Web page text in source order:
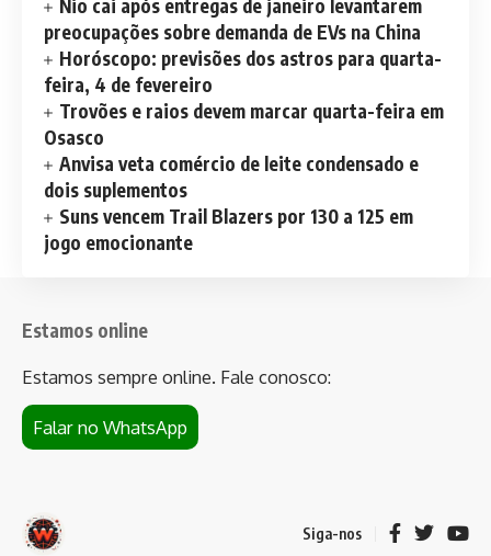
Nio cai após entregas de janeiro levantarem
preocupações sobre demanda de EVs na China
Horóscopo: previsões dos astros para quarta-
feira, 4 de fevereiro
Trovões e raios devem marcar quarta-feira em
Osasco
Anvisa veta comércio de leite condensado e
dois suplementos
Suns vencem Trail Blazers por 130 a 125 em
jogo emocionante
Estamos online
Estamos sempre online. Fale conosco:
Falar no WhatsApp
Siga-nos